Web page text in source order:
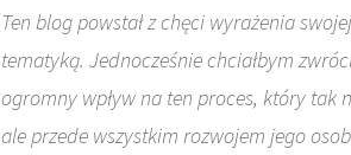
Ten blog powstał z chęci wyrażenia
tematyką. Jednocześnie chciałbym
ogromny wpływ na ten proces, który tak
ale przede wszystkim rozwojem jego